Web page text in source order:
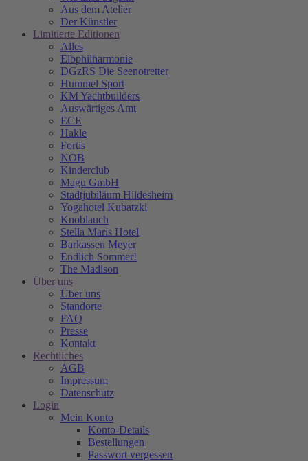
Aus dem Atelier
Der Künstler
Limitierte Editionen
Alles
Elbphilharmonie
DGzRS Die Seenotretter
Hummel Sport
KM Yachtbuilders
Auswärtiges Amt
ECE
Hakle
Fortis
NOB
Kinderclub
Magu GmbH
Stadtjubiläum Hildesheim
Yogahotel Kubatzki
Knoblauch
Stella Maris Hotel
Barkassen Meyer
Endlich Sommer!
The Madison
Über uns
Über uns
Standorte
FAQ
Presse
Kontakt
Rechtliches
AGB
Impressum
Datenschutz
Login
Mein Konto
Konto-Details
Bestellungen
Passwort vergessen